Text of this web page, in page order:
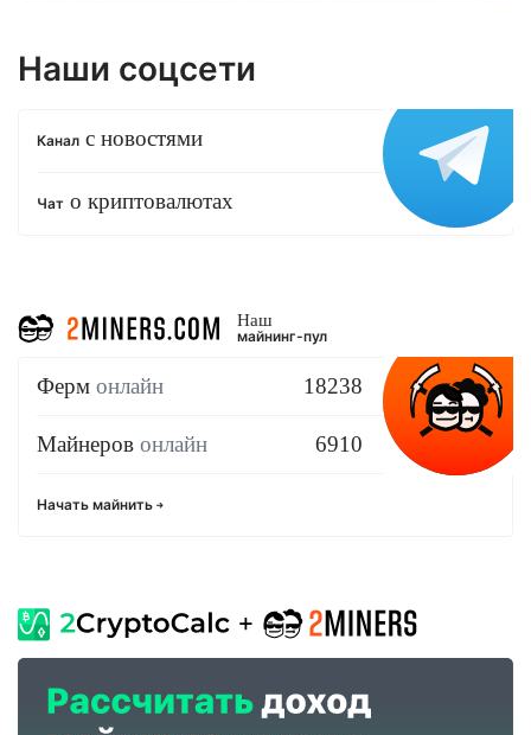
Наши соцсети
Канал с новостями
Чат о криптовалютах
Наш
майнинг-пул
Ферм онлайн 18238
Майнеров онлайн 6910
Начать майнить